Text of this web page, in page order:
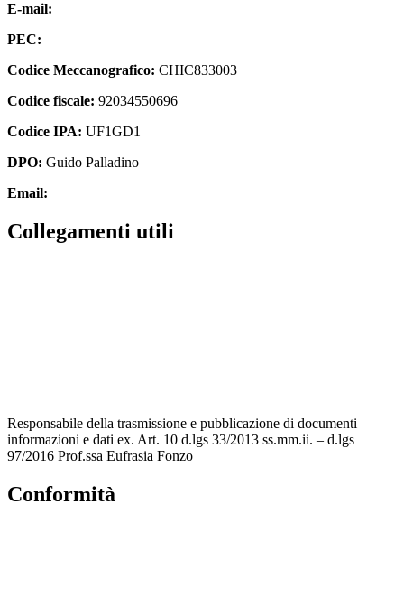
E-mail:
PEC:
Codice Meccanografico: CHIC833003
Codice fiscale: 92034550696
Codice IPA: UF1GD1
DPO: Guido Palladino
Email:
Collegamenti utili
Responsabile della trasmissione e pubblicazione di documenti
informazioni e dati ex. Art. 10 d.lgs 33/2013 ss.mm.ii. – d.lgs
97/2016 Prof.ssa Eufrasia Fonzo
Conformità